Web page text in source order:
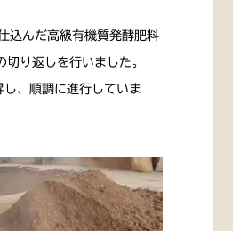
込んだ高級有機質発酵肥料
切り返しを行いました。
、順調に進行していま